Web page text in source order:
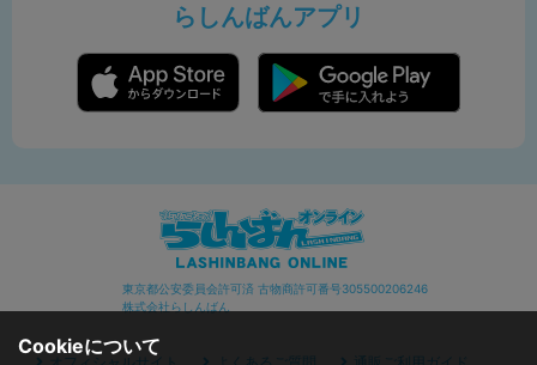
らしんばんアプリ
東京都公安委員会許可済 古物商許可番号305500206246
株式会社らしんばん
Cookieについて